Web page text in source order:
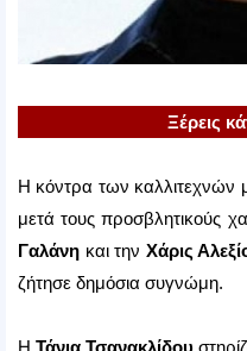
Ξέρεις
H κόντρα των καλλιτεχνών
μετά τους προσβλητικούς
Γαλάνη και την Χάρις
ζήτησε δημόσια συγνώμη.
Η Τάνια Τσανακλίδου